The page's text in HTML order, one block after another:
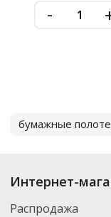
-
бумажные
Интернет-
Распродажа